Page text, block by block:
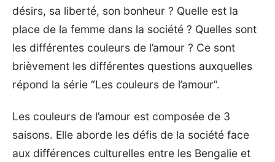
désirs, sa liberté, son bonheur ? Quelle est la
place de la femme dans la société ? Quelles sont
les différentes couleurs de l’amour ? Ce sont
brièvement les différentes questions auxquelles
répond la série “Les couleurs de l’amour”.
Les couleurs de l’amour est composée de 3
saisons. Elle aborde les défis de la société face
aux différences culturelles entre les Bengalie et